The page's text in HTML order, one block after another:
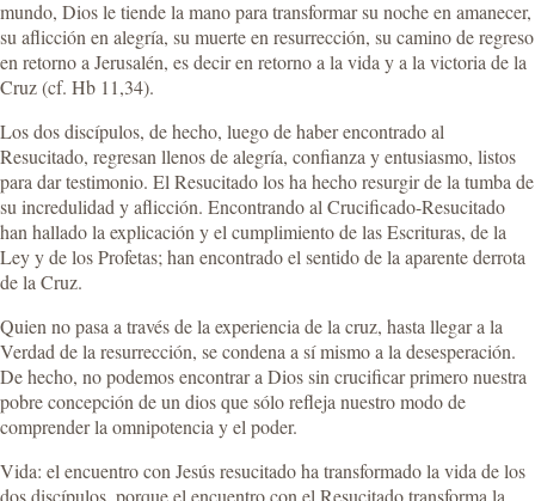
mundo, Dios le tiende la mano para transformar su noche en amanecer,
su aflicción en alegría, su muerte en resurrección, su camino de regreso
en retorno a Jerusalén, es decir en retorno a la vida y a la victoria de la
Cruz (cf. Hb 11,34).
Los dos discípulos, de hecho, luego de haber encontrado al
Resucitado, regresan llenos de alegría, confianza y entusiasmo, listos
para dar testimonio. El Resucitado los ha hecho resurgir de la tumba de
su incredulidad y aflicción. Encontrando al Crucificado-Resucitado
han hallado la explicación y el cumplimiento de las Escrituras, de la
Ley y de los Profetas; han encontrado el sentido de la aparente derrota
de la Cruz.
Quien no pasa a través de la experiencia de la cruz, hasta llegar a la
Verdad de la resurrección, se condena a sí mismo a la desesperación.
De hecho, no podemos encontrar a Dios sin crucificar primero nuestra
pobre concepción de un dios que sólo refleja nuestro modo de
comprender la omnipotencia y el poder.
Vida: el encuentro con Jesús resucitado ha transformado la vida de los
dos discípulos, porque el encuentro con el Resucitado transforma la